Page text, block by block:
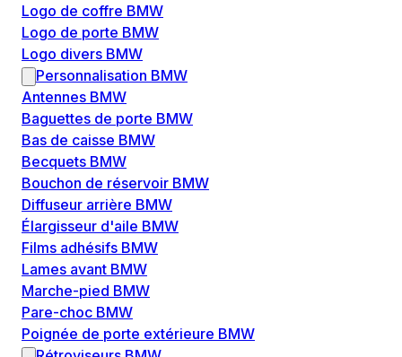
Logo de coffre BMW
Logo de porte BMW
Logo divers BMW
Personnalisation BMW
Antennes BMW
Baguettes de porte BMW
Bas de caisse BMW
Becquets BMW
Bouchon de réservoir BMW
Diffuseur arrière BMW
Élargisseur d'aile BMW
Films adhésifs BMW
Lames avant BMW
Marche-pied BMW
Pare-choc BMW
Poignée de porte extérieure BMW